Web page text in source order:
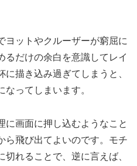
ットやクルーザーが窮屈に
るだけの余白を意識してレイ
描き込み過ぎてしまうと、
ってしまいます。
画面に押し込むようなこと
ら飛び出てよいのです。モチ
れることで、逆に言えば、